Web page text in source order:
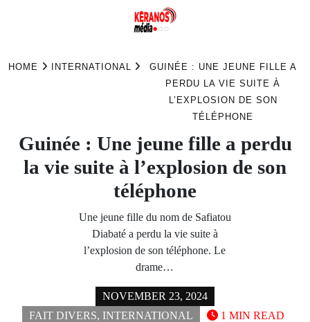
HOME INTERNATIONAL
GUINÉE : UNE JEUNE FILLE A
PERDU LA VIE SUITE À
L’EXPLOSION DE SON
TÉLÉPHONE
Guinée : Une jeune fille a perdu
la vie suite à l’explosion de son
téléphone
Une jeune fille du nom de Safiatou
Diabaté a perdu la vie suite à
l’explosion de son téléphone. Le
drame…
NOVEMBER 23, 2024
FAIT DIVERS, INTERNATIONAL
1 MIN READ